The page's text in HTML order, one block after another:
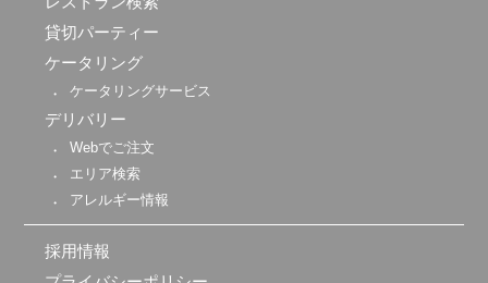
貸切パーティー
ケータリング
ケータリングサービス
デリバリー
Webでご注文
エリア検索
アレルギー情報
採用情報